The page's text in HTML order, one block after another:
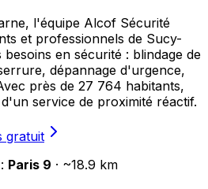
l'équipe Alcof Sécurité
et professionnels de Sucy-
en sécurité : blindage de
dépannage d'urgence,
près de 27 764 habitants,
service de proximité réactif.
gratuit
Paris 9 · ~18.9 km